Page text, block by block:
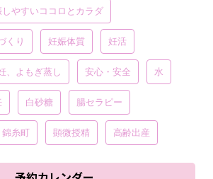
しやすいココロとカラダ
くり 妊娠体質 妊活
、よもぎ蒸し 安心・安全 水
白砂糖 腸セラピー
錦糸町 顕微授精 高齢出産